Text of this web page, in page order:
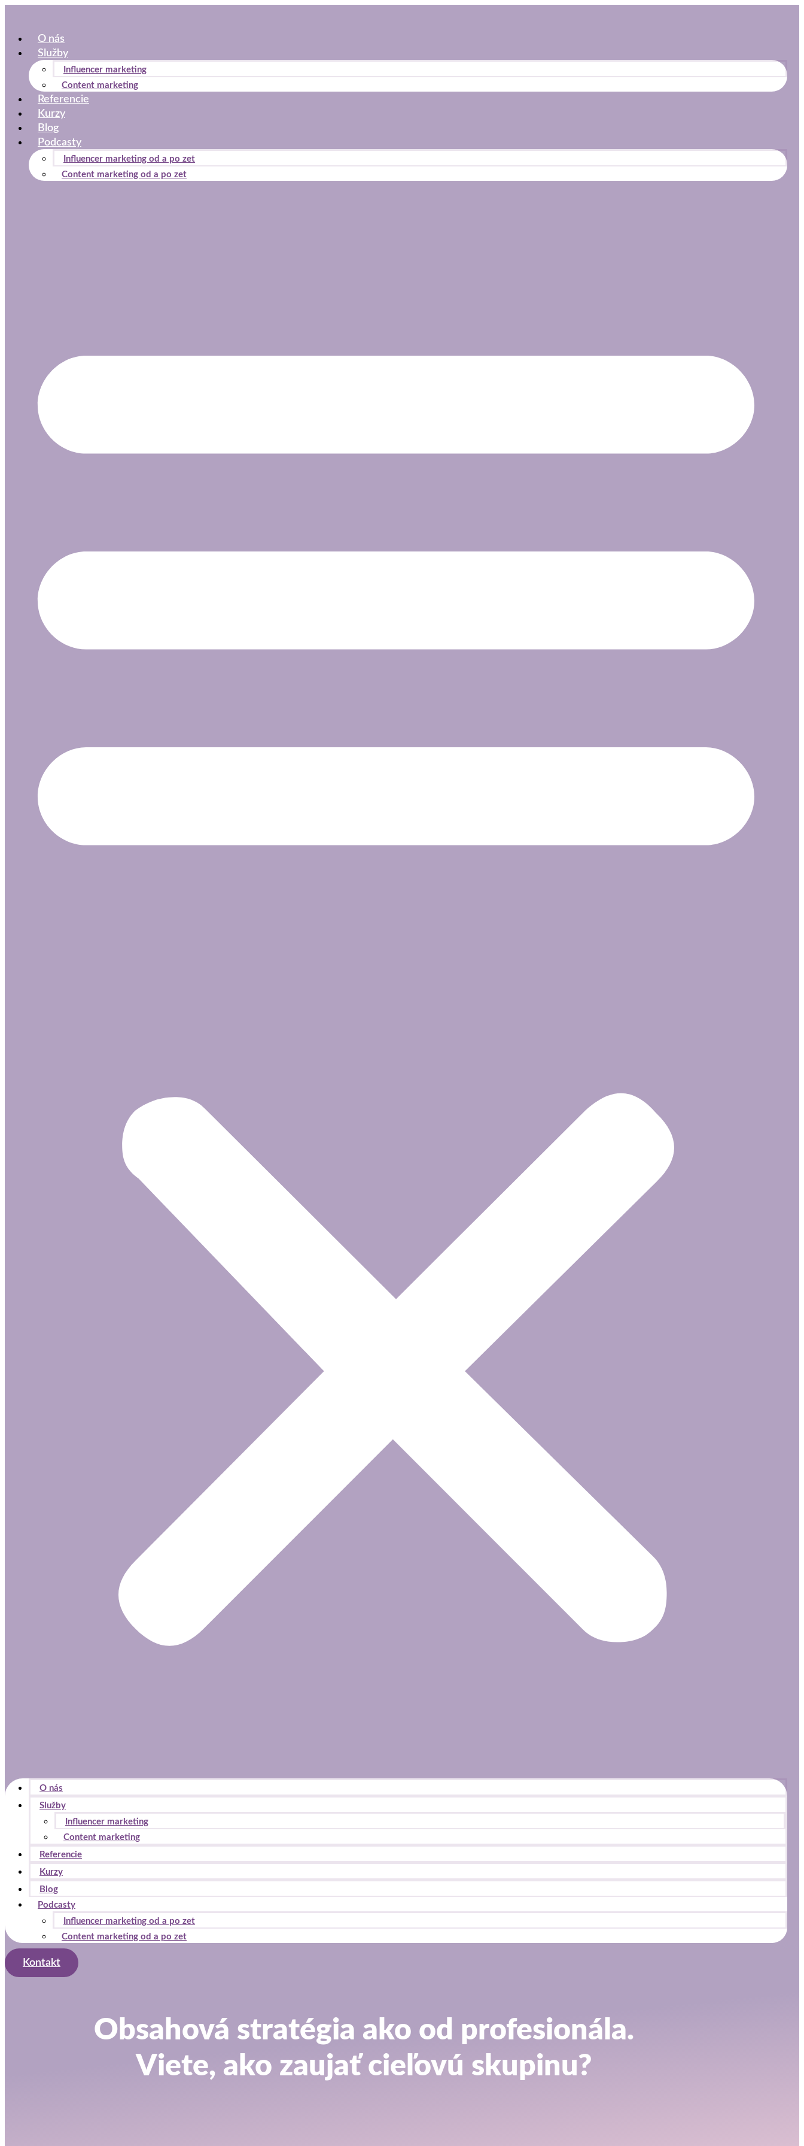
obsah
O nás
Služby
Influencer marketing
Content marketing
Referencie
Kurzy
Blog
Podcasty
Influencer marketing od a po zet
Content marketing od a po zet
O nás
Služby
Influencer marketing
Content marketing
Referencie
Kurzy
Blog
Podcasty
Influencer marketing od a po zet
Content marketing od a po zet
Kontakt
Obsahová stratégia ako od profesionála.
Viete, ako zaujať cieľovú skupinu?